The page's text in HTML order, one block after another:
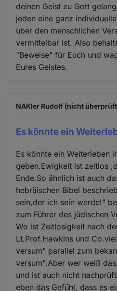
deinen Geist zu Gott
jeden eine ganz
über den menschlichen
vermittelbar ist. Also
"Beweise" für Euch und
Eures Geistes.
NAKler Rudolf (nicht
Es könnte ein
Es könnte ein Weiterleben
geben.Ewigkeit ist zeitlos
Ende.So ähnlich ist auch
hebräischen Bibel
sein,der ich sein werde!"
zum Führer des jüdischen
Wo ist Zeitlosigkeit nach
Lt.Prof.Hawkins und
versum" parallel zum
versum".Aber wer weiß
und ist auch nicht
eben das Gefühl, dass es